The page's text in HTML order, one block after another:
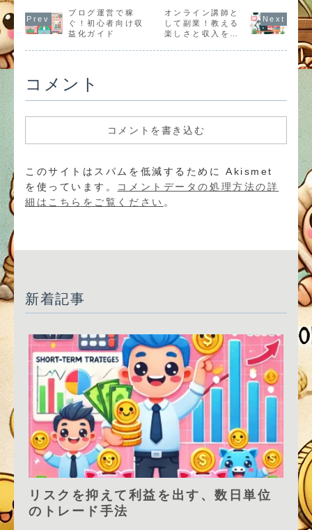
す。
ブログ運営で稼
ぐ！初心者向け収
益化ガイド
オンライン講師と
して副業！教える
楽しさと収入を両
コメント
コメントを書き込む
このサイトはスパムを低減するために Akismet
を使っています。 コメントデータの処理方法の詳
細はこちらをご覧ください 。
新着記事
リスクを抑えて利益を出す、数日単位
のトレード手法